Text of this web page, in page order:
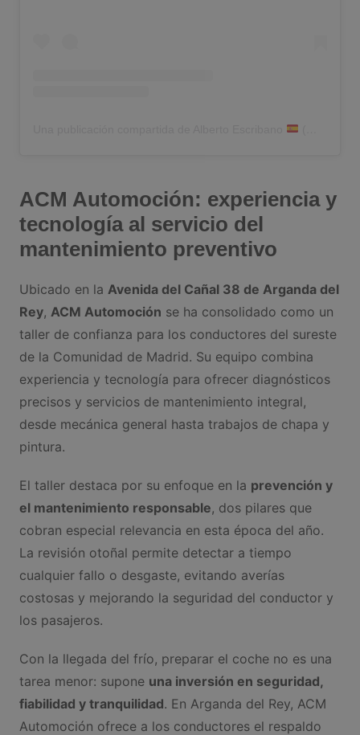
ACM Automoción: experiencia y
tecnología al servicio del
mantenimiento preventivo
Ubicado en la Avenida del Cañal 38 de Arganda del
Rey, ACM Automoción se ha consolidado como un
taller de confianza para los conductores del sureste
de la Comunidad de Madrid. Su equipo combina
experiencia y tecnología para ofrecer diagnósticos
precisos y servicios de mantenimiento integral,
desde mecánica general hasta trabajos de chapa y
pintura.
El taller destaca por su enfoque en la prevención y
el mantenimiento responsable, dos pilares que
cobran especial relevancia en esta época del año.
La revisión otoñal permite detectar a tiempo
cualquier fallo o desgaste, evitando averías
costosas y mejorando la seguridad del conductor y
los pasajeros.
Con la llegada del frío, preparar el coche no es una
tarea menor: supone una inversión en seguridad,
fiabilidad y tranquilidad. En Arganda del Rey, ACM
Automoción ofrece a los conductores el respaldo